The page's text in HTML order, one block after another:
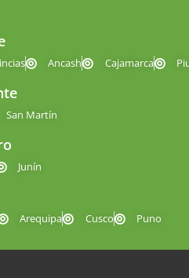
Ancash Cajamarca
San Martín
Junín
Arequipa Cusco Puno